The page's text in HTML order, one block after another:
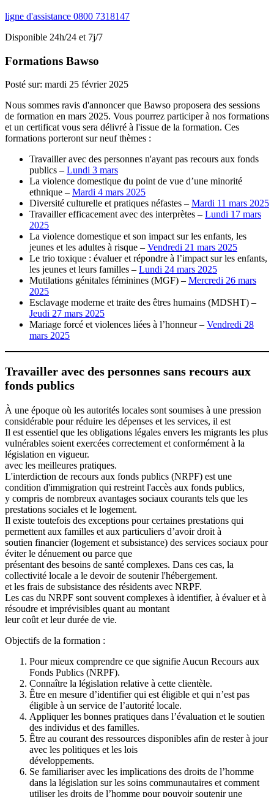
ligne d'assistance 0800 7318147
Disponible 24h/24 et 7j/7
Formations Bawso
Posté sur: mardi 25 février 2025
Nous sommes ravis d'annoncer que Bawso proposera des sessions
de formation en mars 2025. Vous pourrez participer à nos formations
et un certificat vous sera délivré à l'issue de la formation. Ces
formations porteront sur neuf thèmes :
Travailler avec des personnes n'ayant pas recours aux fonds
publics – Lundi 3 mars
La violence domestique du point de vue d’une minorité
ethnique – Mardi 4 mars 2025
Diversité culturelle et pratiques néfastes – Mardi 11 mars 2025
Travailler efficacement avec des interprètes – Lundi 17 mars
2025
La violence domestique et son impact sur les enfants, les
jeunes et les adultes à risque – Vendredi 21 mars 2025
Le trio toxique : évaluer et répondre à l’impact sur les enfants,
les jeunes et leurs familles – Lundi 24 mars 2025
Mutilations génitales féminines (MGF) – Mercredi 26 mars
2025
Esclavage moderne et traite des êtres humains (MDSHT) –
Jeudi 27 mars 2025
Mariage forcé et violences liées à l’honneur – Vendredi 28
mars 2025
Travailler avec des personnes sans recours aux
fonds publics
À une époque où les autorités locales sont soumises à une pression
considérable pour réduire les dépenses et les services, il est
Il est essentiel que les obligations légales envers les migrants les plus
vulnérables soient exercées correctement et conformément à la
législation en vigueur.
avec les meilleures pratiques.
L'interdiction de recours aux fonds publics (NRPF) est une
condition d'immigration qui restreint l'accès aux fonds publics,
y compris de nombreux avantages sociaux courants tels que les
prestations sociales et le logement.
Il existe toutefois des exceptions pour certaines prestations qui
permettent aux familles et aux particuliers d’avoir droit à
soutien financier (logement et subsistance) des services sociaux pour
éviter le dénuement ou parce que
présentant des besoins de santé complexes. Dans ces cas, la
collectivité locale a le devoir de soutenir l'hébergement.
et les frais de subsistance des résidents avec NRPF.
Les cas du NRPF sont souvent complexes à identifier, à évaluer et à
résoudre et imprévisibles quant au montant
leur coût et leur durée de vie.
Objectifs de la formation :
Pour mieux comprendre ce que signifie Aucun Recours aux
Fonds Publics (NRPF).
Connaître la législation relative à cette clientèle.
Être en mesure d’identifier qui est éligible et qui n’est pas
éligible à un service de l’autorité locale.
Appliquer les bonnes pratiques dans l’évaluation et le soutien
des individus et des familles.
Être au courant des ressources disponibles afin de rester à jour
avec les politiques et les lois
développements.
Se familiariser avec les implications des droits de l’homme
dans la législation sur les soins communautaires et comment
utiliser les droits de l’homme pour pouvoir soutenir une